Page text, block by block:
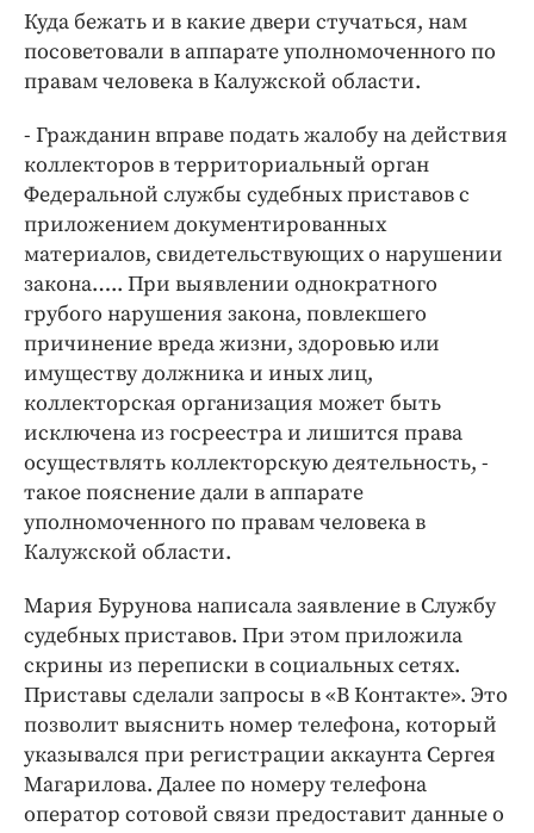
Куда бежать и в какие двери стучаться, нам
посоветовали в аппарате уполномоченного по
правам человека в Калужской области.
- Гражданин вправе подать жалобу на действия
коллекторов в территориальный орган
Федеральной службы судебных приставов с
приложением документированных
материалов, свидетельствующих о нарушении
закона….. При выявлении однократного
грубого нарушения закона, повлекшего
причинение вреда жизни, здоровью или
имуществу должника и иных лиц,
коллекторская организация может быть
исключена из госреестра и лишится права
осуществлять коллекторскую деятельность, -
такое пояснение дали в аппарате
уполномоченного по правам человека в
Калужской области.
Мария Бурунова написала заявление в Службу
судебных приставов. При этом приложила
скрины из переписки в социальных сетях.
Приставы сделали запросы в «В Контакте». Это
позволит выяснить номер телефона, который
указывался при регистрации аккаунта Сергея
Магарилова. Далее по номеру телефона
оператор сотовой связи предоставит данные о